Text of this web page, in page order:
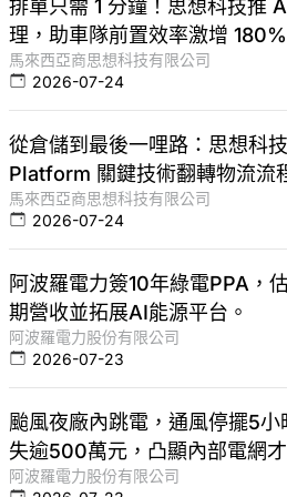
排單只需 1 分鐘！思想科技推
理，助車隊前置效率激增 180%
馬來西亞商思想科技有限公司
2026-07-24
從倉儲到最後一哩路：思想科
Platform 關鍵技術翻轉物流流
馬來西亞商思想科技有限公司
2026-07-24
阿波羅電力簽10年綠電PPA，
期營收並拓展AI能源平台。
阿波羅電力股份有限公司
2026-07-23
颱風夜廠內跳電，通風停擺5
失逾500萬元，凸顯內部電網
阿波羅電力股份有限公司